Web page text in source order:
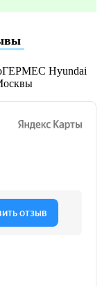
Hyundai